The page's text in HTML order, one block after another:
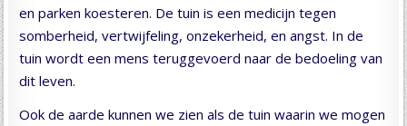
en parken koesteren. De tuin is een medicijn tegen
somberheid, vertwijfeling, onzekerheid, en angst. In de
tuin wordt een mens teruggevoerd naar de bedoeling van
dit leven.
Ook de aarde kunnen we zien als de tuin waarin we mogen